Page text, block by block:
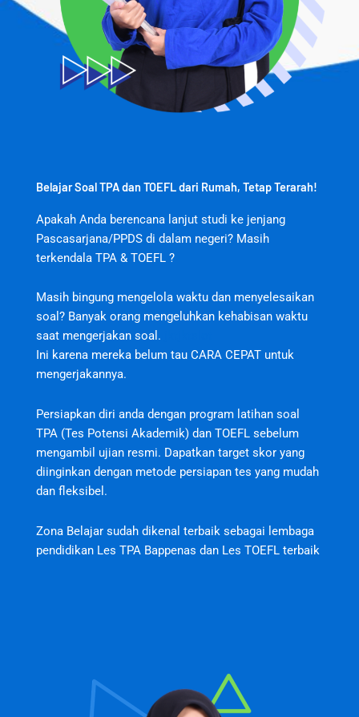
Belajar Soal TPA dan TOEFL dari Rumah, Tetap Terarah!
Apakah Anda berencana lanjut studi ke jenjang
Pascasarjana/PPDS di dalam negeri? Masih
terkendala TPA & TOEFL ?
Masih bingung mengelola waktu dan menyelesaikan
soal? Banyak orang mengeluhkan kehabisan waktu
saat mengerjakan soal.
Ini karena mereka belum tau CARA CEPAT untuk
mengerjakannya.
Persiapkan diri anda dengan program latihan soal
TPA (Tes Potensi Akademik) dan TOEFL sebelum
mengambil ujian resmi. Dapatkan target skor yang
diinginkan dengan metode persiapan tes yang mudah
dan fleksibel.
Zona Belajar sudah dikenal terbaik sebagai lembaga
pendidikan Les TPA Bappenas dan Les TOEFL terbaik